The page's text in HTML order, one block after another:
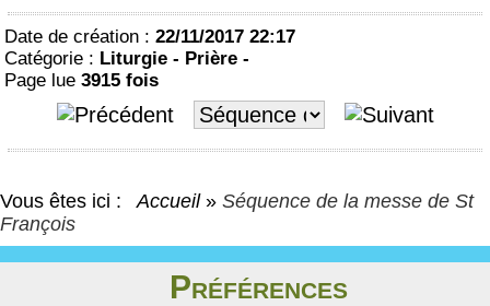
Date de création : 22/11/2017 22:17
Catégorie : Liturgie - Prière -
Page lue 3915 fois
Vous êtes ici : Accueil » Séquence de la messe de St
François
Préférences